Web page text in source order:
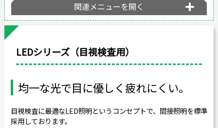
LEDシリーズ（目視検査用）
均一な光で目に優しく疲れにくい。
目視検査に最適なLED照明というコンセプトで、間接照明を標準
採用しております。
関連メニューを開く
海外拠点
個人情報の取り扱い
カタログダウンロード
よくある質問
採用情報